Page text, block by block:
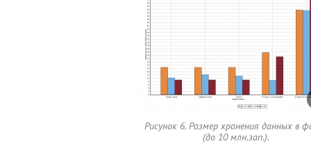
Рисунок 6. Размер хранения данных в
(до 10 млн.зап.).